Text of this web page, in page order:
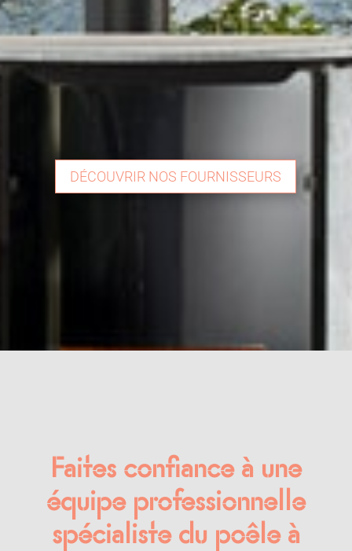
DÉCOUVRIR NOS FOURNISSEURS
Faites confiance à une
équipe professionnelle
spécialiste du poêle à